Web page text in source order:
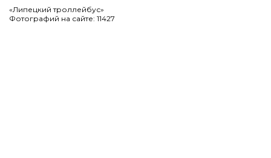
«Липецкий троллейбус»
Фотографий на сайте: 11427